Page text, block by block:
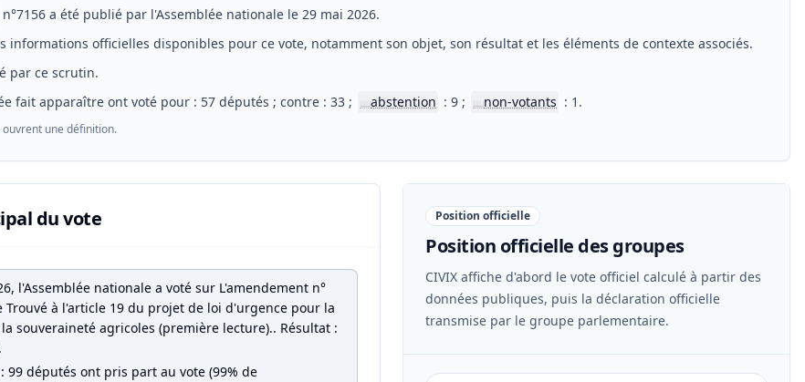
n°7156 a été publié par l'Assemblée nationale le 29 mai 2026.
informations officielles disponibles pour ce vote, notamment son objet, son résultat et les éléments de contexte associés.
par ce scrutin.
fait apparaître ont voté pour : 57 députés ; contre : 33 ;
📖abstention : 9 ; 📖non-votants : 1.
une définition.
du vote
l'Assemblée nationale a voté sur L'amendement n°
Trouvé à l'article 19 du projet de loi d'urgence pour la
souveraineté agricoles (première lecture).. Résultat :
99 députés ont pris part au vote (99% de
Position officielle
Position officielle des groupes
CIVIX affiche d'abord le vote officiel calculé à partir des
données publiques, puis la déclaration officielle
transmise par le groupe parlementaire.